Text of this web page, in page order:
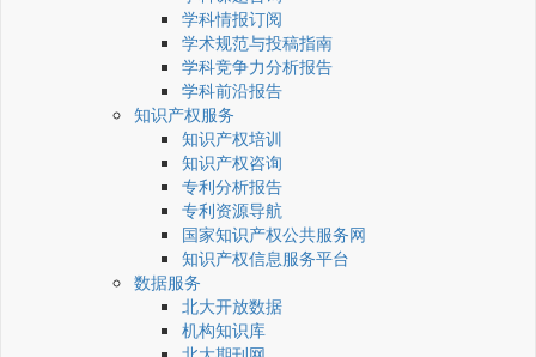
学科情报订阅
学术规范与投稿指南
学科竞争力分析报告
学科前沿报告
知识产权服务
知识产权培训
知识产权咨询
专利分析报告
专利资源导航
国家知识产权公共服务网
知识产权信息服务平台
数据服务
北大开放数据
机构知识库